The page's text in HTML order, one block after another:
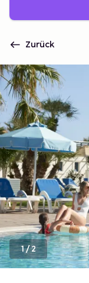
Zurück
1/2